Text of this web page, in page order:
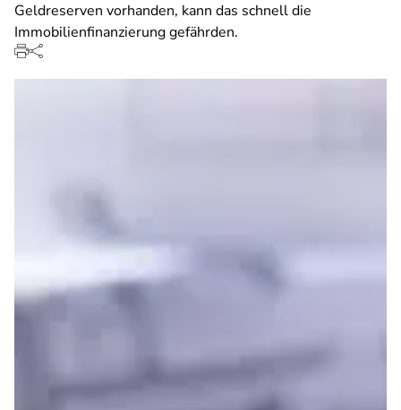
Geldreserven vorhanden, kann das schnell die
Immobilienfinanzierung gefährden.